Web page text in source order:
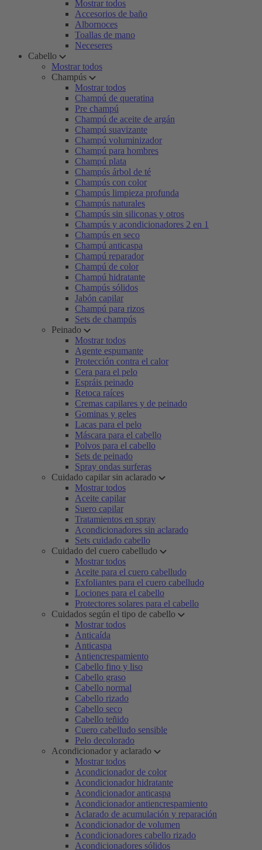
Mostrar todos
Accesorios de baño
Albornoces
Toallas de mano
Neceseres
Cabello
Mostrar todos
Champús
Mostrar todos
Champú de queratina
Pre champú
Champú de aceite de argán
Champú suavizante
Champú voluminizador
Champú para hombres
Champú plata
Champús árbol de té
Champús con color
Champús limpieza profunda
Champús naturales
Champús sin siliconas y otros
Champús y acondicionadores 2 en 1
Champús en seco
Champú anticaspa
Champú reparador
Champú de color
Champú hidratante
Champús sólidos
Jabón capilar
Champú para rizos
Sets de champús
Peinado
Mostrar todos
Agente espumante
Protección contra el calor
Cera para el pelo
Espráis peinado
Retoca raíces
Cremas capilares y de peinado
Gominas y geles
Lacas para el pelo
Máscara para el cabello
Polvos para el cabello
Sets de peinado
Spray ondas surferas
Cuidado capilar sin aclarado
Mostrar todos
Aceite capilar
Suero capilar
Tratamientos en spray
Acondicionadores sin aclarado
Sets cuidado cabello
Cuidado del cuero cabelludo
Mostrar todos
Aceite para el cuero cabelludo
Exfoliantes para el cuero cabelludo
Lociones para el cabello
Protectores solares para el cabello
Cuidados según el tipo de cabello
Mostrar todos
Anticaída
Anticaspa
Antiencrespamiento
Cabello fino y liso
Cabello graso
Cabello normal
Cabello rizado
Cabello seco
Cabello teñido
Cuero cabelludo sensible
Pelo decolorado
Acondicionador y aclarado
Mostrar todos
Acondicionador de color
Acondicionador hidratante
Acondicionador anticaspa
Acondicionador antiencrespamiento
Aclarado de acumulación y reparación
Acondicionador de volumen
Acondicionadores cabello rizado
Acondicionadores sólidos